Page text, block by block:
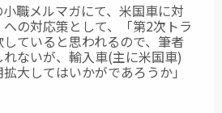
職メルマガにて、米国車に対
の対応策として、「第2次トラ
ていると思われるので、筆者
ないが、輸入車(主に米国車)
大してはいかがであろうか」